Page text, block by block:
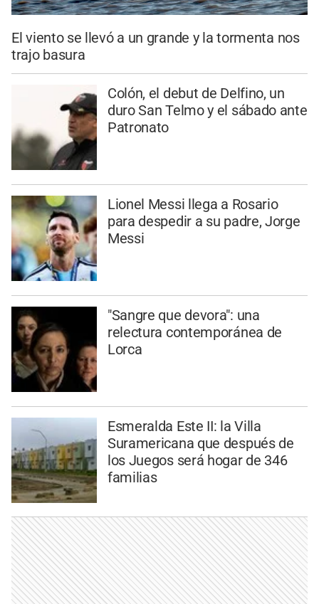
El viento se llevó a un grande y la tormenta nos
trajo basura
Colón, el debut de Delfino, un
duro San Telmo y el sábado ante
Patronato
Lionel Messi llega a Rosario
para despedir a su padre, Jorge
Messi
"Sangre que devora": una
relectura contemporánea de
Lorca
Esmeralda Este II: la Villa
Suramericana que después de
los Juegos será hogar de 346
familias